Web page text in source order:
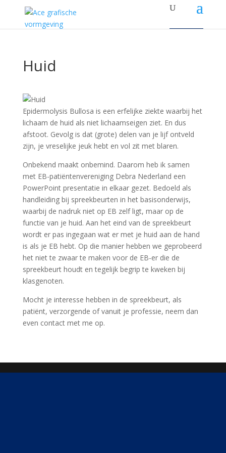
Huid
Epidermolysis Bullosa is een erfelijke ziekte waarbij het
lichaam de huid als niet lichaamseigen ziet. En dus
afstoot. Gevolg is dat (grote) delen van je lijf ontveld
zijn, je vreselijke jeuk hebt en vol zit met blaren.
Onbekend maakt onbemind. Daarom heb ik samen
met EB-patiëntenvereniging Debra Nederland een
PowerPoint presentatie in elkaar gezet. Bedoeld als
handleiding bij spreekbeurten in het basisonderwijs,
waarbij de nadruk niet op EB zelf ligt, maar op de
functie van je huid. Aan het eind van de spreekbeurt
wordt er pas ingegaan wat er met je huid aan de hand
is als je EB hebt. Op die manier hebben we geprobeerd
het niet te zwaar te maken voor de EB-er die de
spreekbeurt houdt en tegelijk begrip te kweken bij
klasgenoten.
Mocht je interesse hebben in de spreekbeurt, als
patiënt, verzorgende of vanuit je professie, neem dan
even contact met me op.